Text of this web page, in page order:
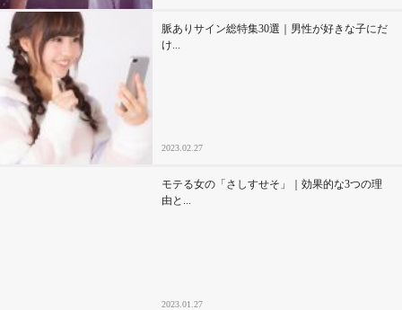
脈ありサイン総特集30選｜男性が好きな子にだ
け...
2023.02.27
モテる女の「さしすせそ」｜効果的な3つの理
由と...
2023.01.27